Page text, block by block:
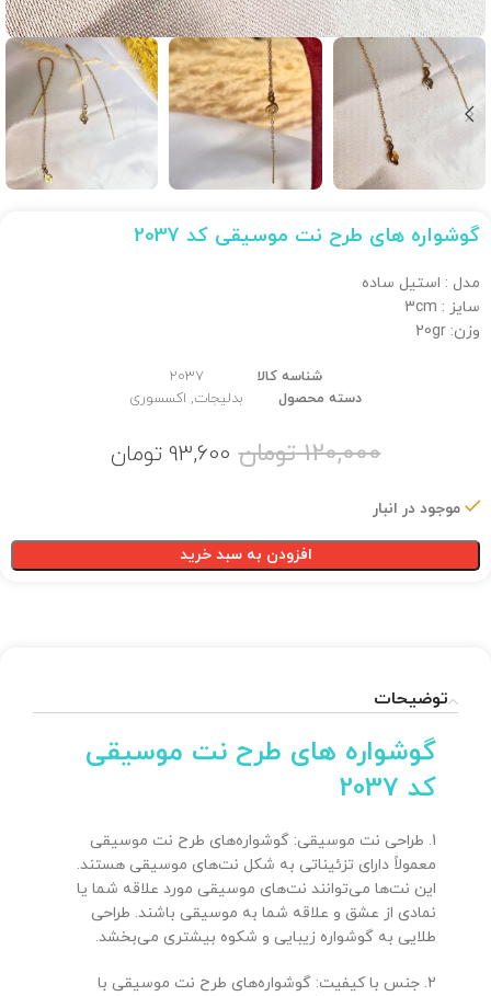
گوشواره های طرح نت موسیقی کد 2037
مدل : استیل ساده
سایز : 3cm
وزن: 20gr
شناسه کالا
2037
دسته محصول
بدلیجات, اکسسوری
120,000 تومان 93,600 تومان
موجود در انبار
افزودن به سبد خرید
توضیحات
گوشواره های طرح نت موسیقی
کد 2037
1. طراحی نت موسیقی: گوشواره‌های طرح نت موسیقی
معمولاً دارای تزئیناتی به شکل نت‌های موسیقی هستند.
این نت‌ها می‌توانند نت‌های موسیقی مورد علاقه شما یا
نمادی از عشق و علاقه شما به موسیقی باشند. طراحی
طلایی به گوشواره زیبایی و شکوه بیشتری می‌بخشد.
2. جنس با کیفیت: گوشواره‌های طرح نت موسیقی با